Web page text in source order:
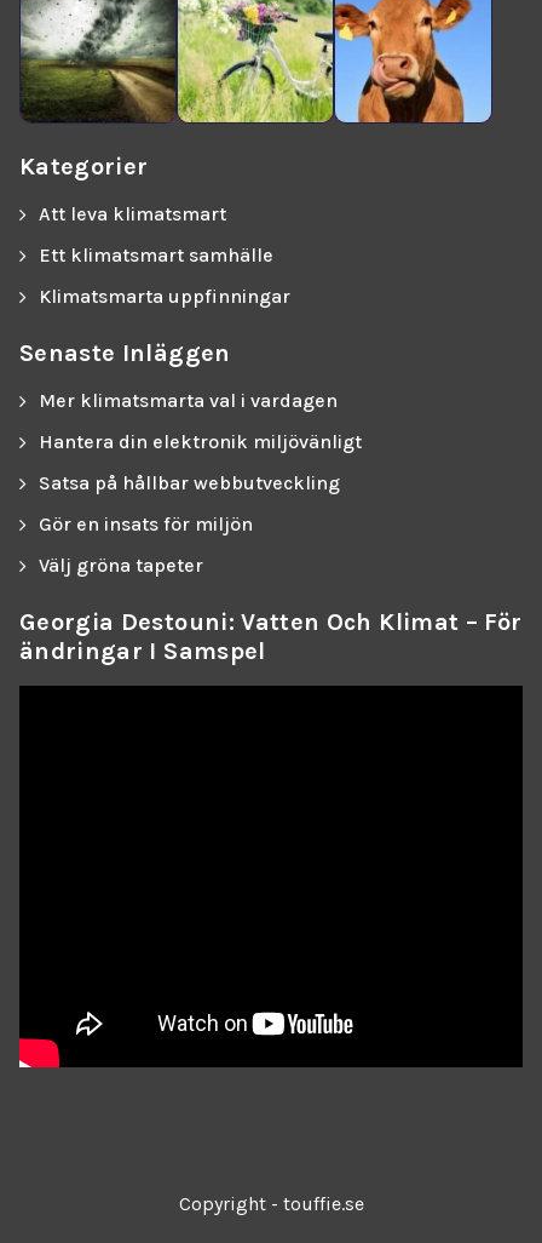
Kategorier
Att leva klimatsmart
Ett klimatsmart samhälle
Klimatsmarta uppfinningar
Senaste Inläggen
Mer klimatsmarta val i vardagen
Hantera din elektronik miljövänligt
Satsa på hållbar webbutveckling
Gör en insats för miljön
Välj gröna tapeter
Georgia Destouni: Vatten Och Klimat – För
Ändringar I Samspel
Copyright - touffie.se